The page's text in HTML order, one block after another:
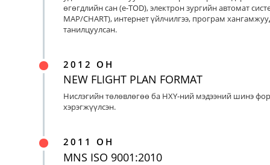
өгөгдлийн сан (e-TOD), электрон зургийн автомат
MAP/CHART), интернет үйлчилгээ, програм
танилцуулсан.
2012 ОН
NEW FLIGHT PLAN FORMAT
Нислэгийн төлөвлөгөө ба НХҮ-ний мэдээний шинэ
хэрэгжүүлсэн.
2011 ОН
MNS ISO 9001:2010